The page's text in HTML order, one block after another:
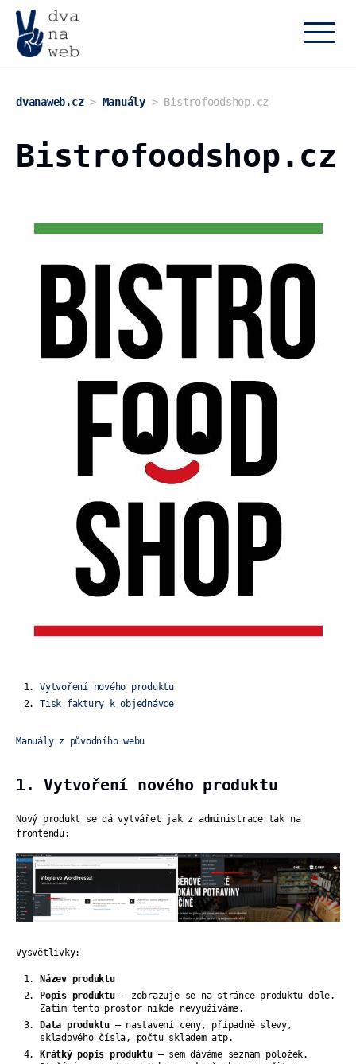
dvanaweb.cz> Manuály> Bistrofoodshop.cz
Bistrofoodshop.cz
Vytvoření nového produktu
Tisk faktury k objednávce
Manuály z původního webu
1. Vytvoření nového produktu
Nový produkt se dá vytvářet jak z administrace tak na
frontendu:
Vysvětlivky:
Název produktu
Popis produktu– zobrazuje se na stránce produktu dole.
Zatím tento prostor nikde nevyužíváme.
Data produktu – nastavení ceny, případně slevy,
skladového čísla, počtu skladem atp.
Krátký popis produktu – sem dáváme seznam položek.